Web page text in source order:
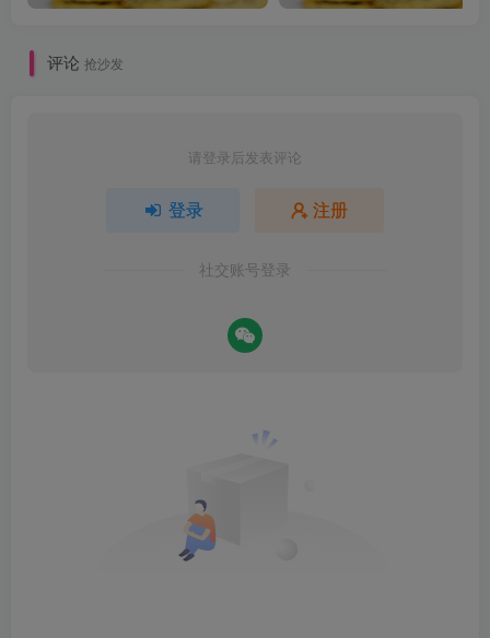
评论 抢沙发
请登录后发表评论
登录 注册
社交账号登录